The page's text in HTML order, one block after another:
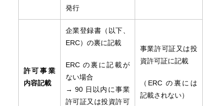
発行
許可事業
内容記載
企業登録書（以下、
ERC）の裏に記載
ERC の裏に記載が
ない場合
→ 90 日以内に事業
許可証又は投資許可
事業許可証又は投
資許可証に記載
（ERC の裏には
記載されない）